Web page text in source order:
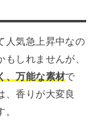
人気急上昇中なの
しれませんが、
、万能な素材で
、香りが大変良